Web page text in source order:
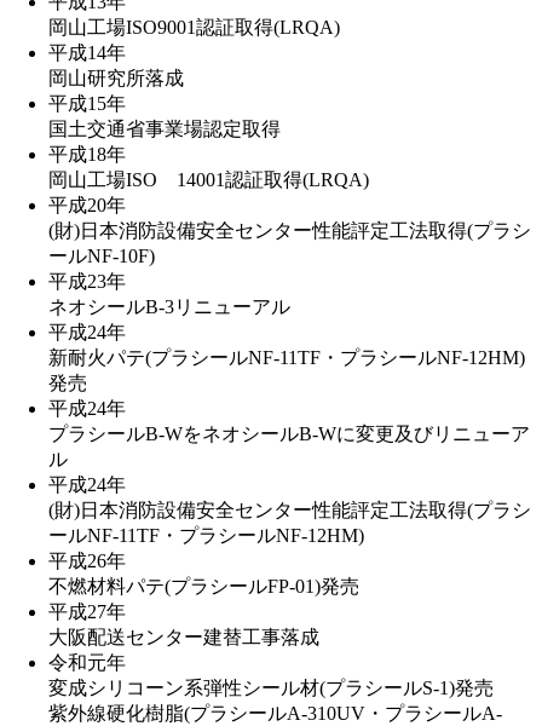
岡山工場ISO9001認証取得(LRQA)
平成14年
岡山研究所落成
平成15年
国土交通省事業場認定取得
平成18年
岡山工場ISO 14001認証取得(LRQA)
平成20年
(財)日本消防設備安全センター性能評定工法取得(プラシ
ールNF-10F)
平成23年
ネオシールB-3リニューアル
平成24年
新耐火パテ(プラシールNF-11TF・プラシールNF-12HM)
発売
平成24年
プラシールB-WをネオシールB-Wに変更及びリニューア
ル
平成24年
(財)日本消防設備安全センター性能評定工法取得(プラシ
ールNF-11TF・プラシールNF-12HM)
平成26年
不燃材料パテ(プラシールFP-01)発売
平成27年
大阪配送センター建替工事落成
令和元年
変成シリコーン系弾性シール材(プラシールS-1)発売
紫外線硬化樹脂(プラシールA-310UV・プラシールA-